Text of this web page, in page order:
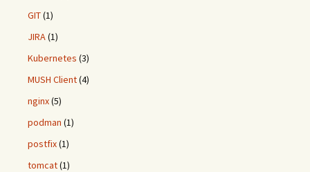
GIT(1)
JIRA(1)
Kubernetes (3)
MUSH Client(4)
nginx(5)
podman (1)
postfix(1)
tomcat(1)